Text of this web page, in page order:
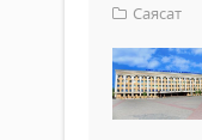
Саясат